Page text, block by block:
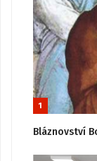
1
Bláznovství